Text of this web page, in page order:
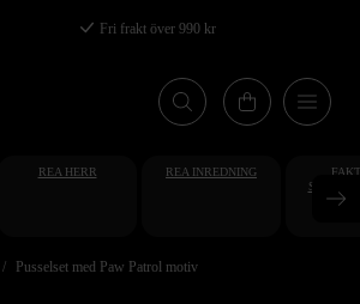
Fri frakt över 990 kr
REA HERR REA INREDNING
Pusselset med Paw Patrol motiv